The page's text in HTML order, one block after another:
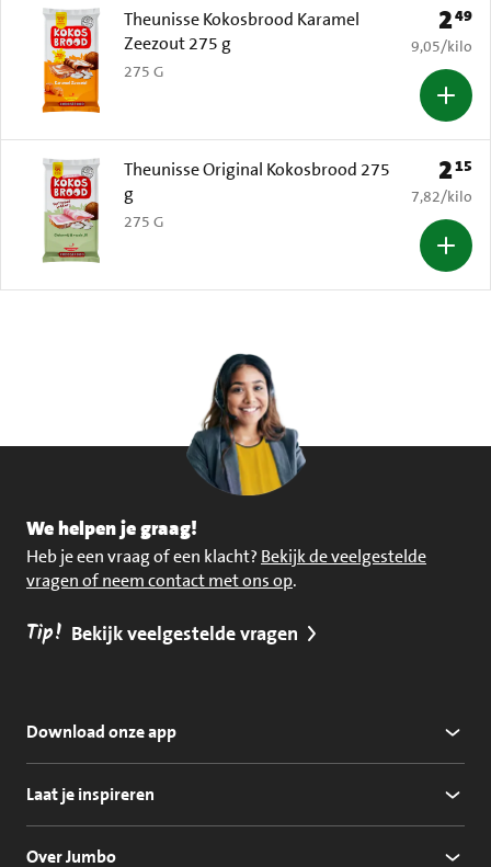
Theunisse Kokosbrood Karamel
Zeezout 275 g
275 G
Prijs:
249
€ 9,05 per
9,05/kilo
Theunisse Original Kokosbrood 275
g
275 G
Prijs:
215
€ 7,82 per
7,82/kilo
We helpen je graag!
Heb je een vraag of een klacht? Bekijk de veelgestelde
vragen of neem contact met ons op.
Tip! Bekijk veelgestelde vragen
Download onze app
Laat je inspireren
Over Jumbo